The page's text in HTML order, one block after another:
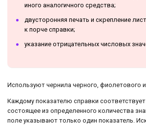
иного аналогичного средства;
двусторонняя печать и скрепление
к порче справки;
указание отрицательных числовых
Используют чернила черного, фиолетового
Каждому показателю справки
состоящее из определенного количества
поле указывают только один показатель.